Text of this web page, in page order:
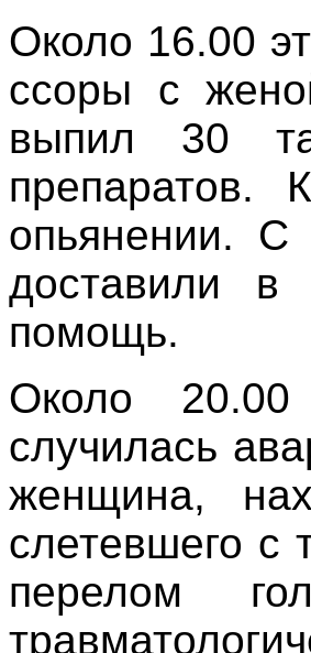
Около 16.00
ссоры с
выпил 30
опьянении. С
доставили в
помощь.
Около
случилась
женщина,
слетевшего с
перелом